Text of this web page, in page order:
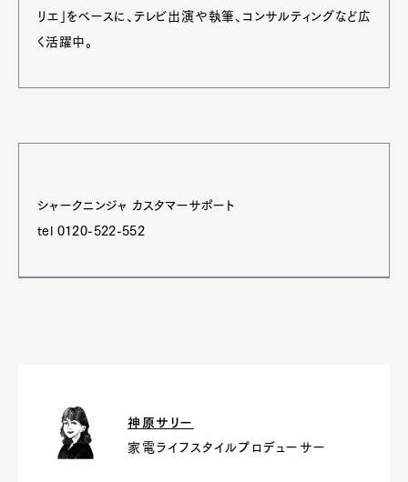
リエ」をベースに、テレビ出演や執筆、コンサルティングなど広
く活躍中。
シャークニンジャ カスタマーサポート
tel 0120-522-552
神原サリー
家電ライフスタイルプロデューサー